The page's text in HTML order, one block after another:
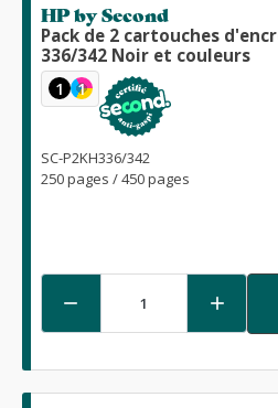
HP by Second
Pack de 2 cartouches
336/342 Noir et couleurs
1 1
SC-P2KH336/342
250 pages / 450 pages
 